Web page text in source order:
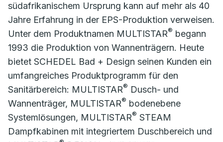
südafrikanischem Ursprung kann auf mehr als 40
Jahre Erfahrung in der EPS-Produktion verweisen.
Unter dem Produktnamen MULTISTAR® begann
1993 die Produktion von Wannenträgern. Heute
bietet SCHEDEL Bad + Design seinen Kunden ein
umfangreiches Produktprogramm für den
Sanitärbereich: MULTISTAR® Dusch- und
Wannenträger, MULTISTAR® bodenebene
Systemlösungen, MULTISTAR® STEAM
Dampfkabinen mit integriertem Duschbereich und